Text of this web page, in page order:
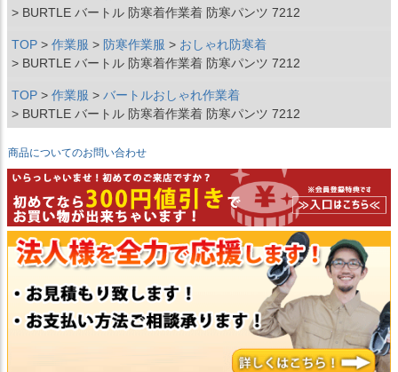
BURTLE バートル 防寒着作業着 防寒パンツ 7212
TOP 作業服 防寒作業服
おしゃれ防寒着
BURTLE バートル 防寒着作業着 防寒パンツ 7212
TOP 作業服
バートルおしゃれ作業着
BURTLE バートル 防寒着作業着 防寒パンツ 7212
商品についてのお問い合わせ